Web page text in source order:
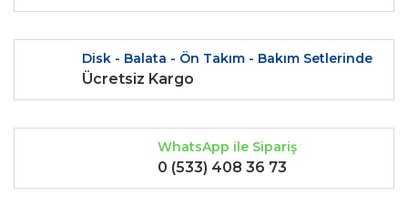
Disk - Balata - Ön Takım - Bakım Setlerinde
Ücretsiz Kargo
WhatsApp ile Sipariş
0 (533) 408 36 73